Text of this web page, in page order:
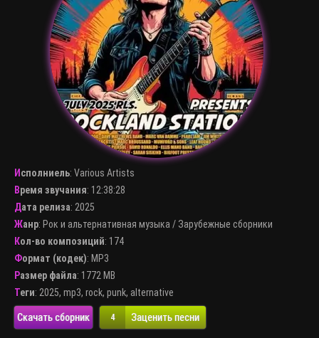
Исполниель: Various Artists
Время звучания: 12:38:28
Дата релиза: 2025
Жанр: Рок и альтернативная музыка / Зарубежные сборники
Кол-во композиций: 174
Формат (кодек): MP3
Размер файла: 1772 MB
Теги: 2025, mp3, rock, punk, alternative
Скачать сборник 4 Заценить песни